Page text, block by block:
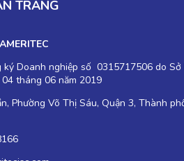
TRANG
ký Doanh nghiệp số 0315717506 do
tháng 06 năm 2019
Phường Võ Thị Sáu, Quận 3, Thành